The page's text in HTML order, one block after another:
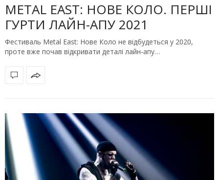
METAL EAST: НОВЕ КОЛО. ПЕРШІ
ГУРТИ ЛАЙН-АПУ 2021
Фестиваль Metal East: Нове Коло не відбудеться у 2020,
проте вже почав відкривати деталі лайн-апу…